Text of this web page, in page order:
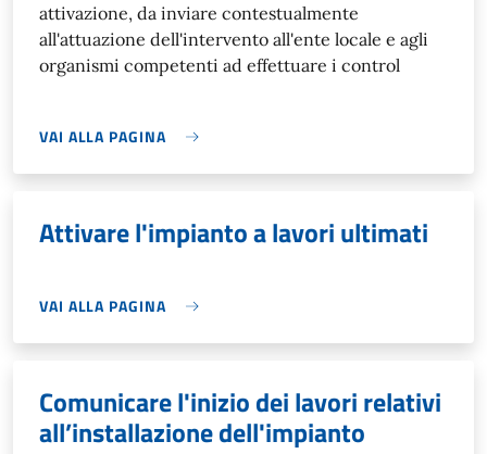
attivazione, da inviare contestualmente
all'attuazione dell'intervento all'ente locale e agli
organismi competenti ad effettuare i control
VAI ALLA PAGINA
Attivare l'impianto a lavori ultimati
VAI ALLA PAGINA
Comunicare l'inizio dei lavori relativi
all’installazione dell'impianto